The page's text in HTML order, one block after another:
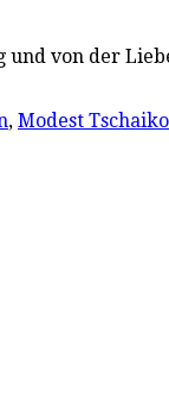
von der
, Modest